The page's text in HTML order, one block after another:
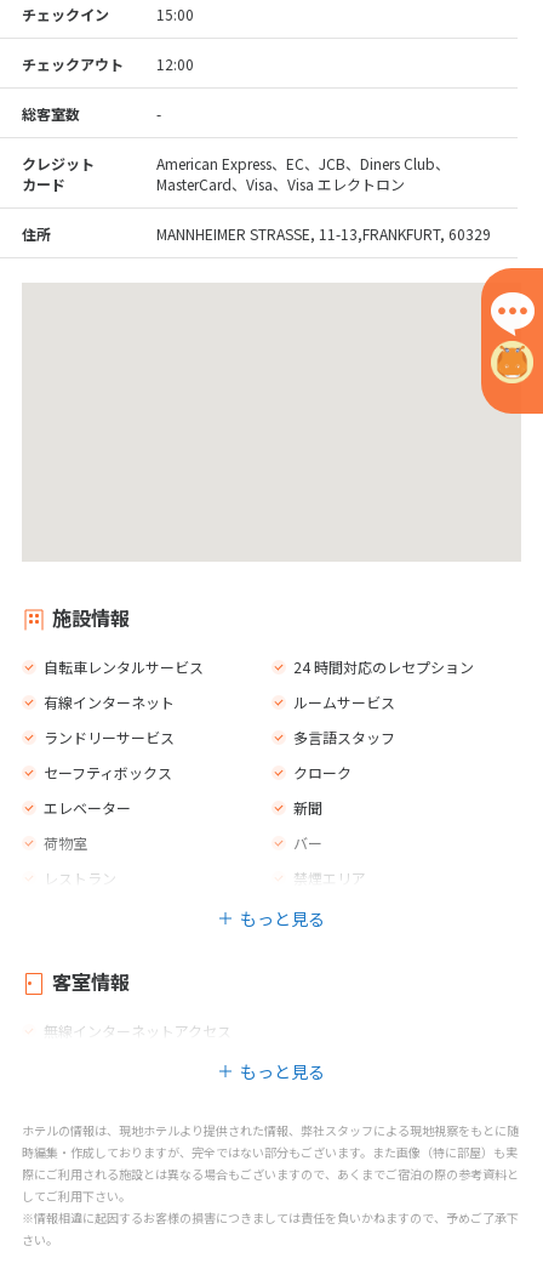
チェックイン 15:00
チェックアウト 12:00
総客室数 -
クレジット
カード
American Express、EC、JCB、Diners Club、
MasterCard、Visa、Visa エレクトロン
住所 MANNHEIMER STRASSE, 11-13,FRANKFURT, 60329
施設情報
自転車レンタルサービス
24 時間対応のレセプション
有線インターネット
ルームサービス
ランドリーサービス
多言語スタッフ
セーフティボックス
クローク
エレベーター
新聞
荷物室
バー
レストラン
禁煙エリア
もっと見る
客室情報
無線インターネットアクセス
もっと見る
ホテルの情報は、現地ホテルより提供された情報、弊社スタッフによる現地視察をもとに随
時編集・作成しておりますが、完全ではない部分もございます。また画像（特に部屋）も実
際にご利用される施設とは異なる場合もございますので、あくまでご宿泊の際の参考資料と
してご利用下さい。
※情報相違に起因するお客様の損害につきましては責任を負いかねますので、予めご了承下
さい。